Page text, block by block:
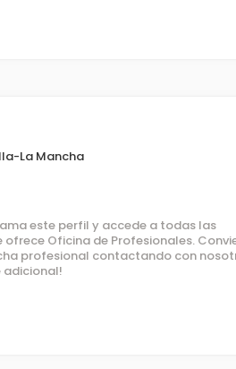
La Mancha
este perfil y accede a todas las
Oficina de Profesionales.
profesional contactando con
adicional!